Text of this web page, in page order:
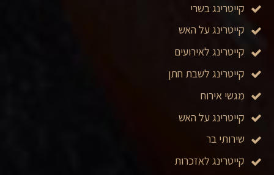
קייטרינג בשרי
קייטרינג על האש
קייטרינג לאירועים
קייטרינג לשבת חתן
מגשי אירוח
קייטרינג על האש
שירותי בר
קייטרינג לאזכרות